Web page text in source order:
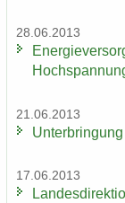
28.06.2013
21.06.2013
17.06.2013